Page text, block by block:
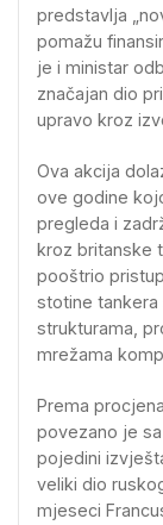
predstavlja
pomažu
je i ministar
značajan dio
upravo kroz
Ova akcija
ove godine
pregleda i
kroz britanske
pooštrio
stotine tankera
strukturama,
mrežama
Prema
povezano je
pojedini
veliki dio
mjeseci